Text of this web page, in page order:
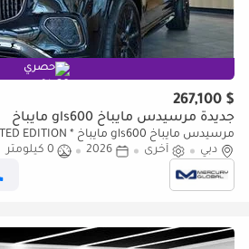
حصري
$ 267,100
جديدة مرسيدس مايباخ gls600 مايباخ
مرسيدس مايباخ gls600 مايباخ * LIMITED EDITION* (للتصدير فقط)
دبي
أخرى 2026
0 كيلومتر